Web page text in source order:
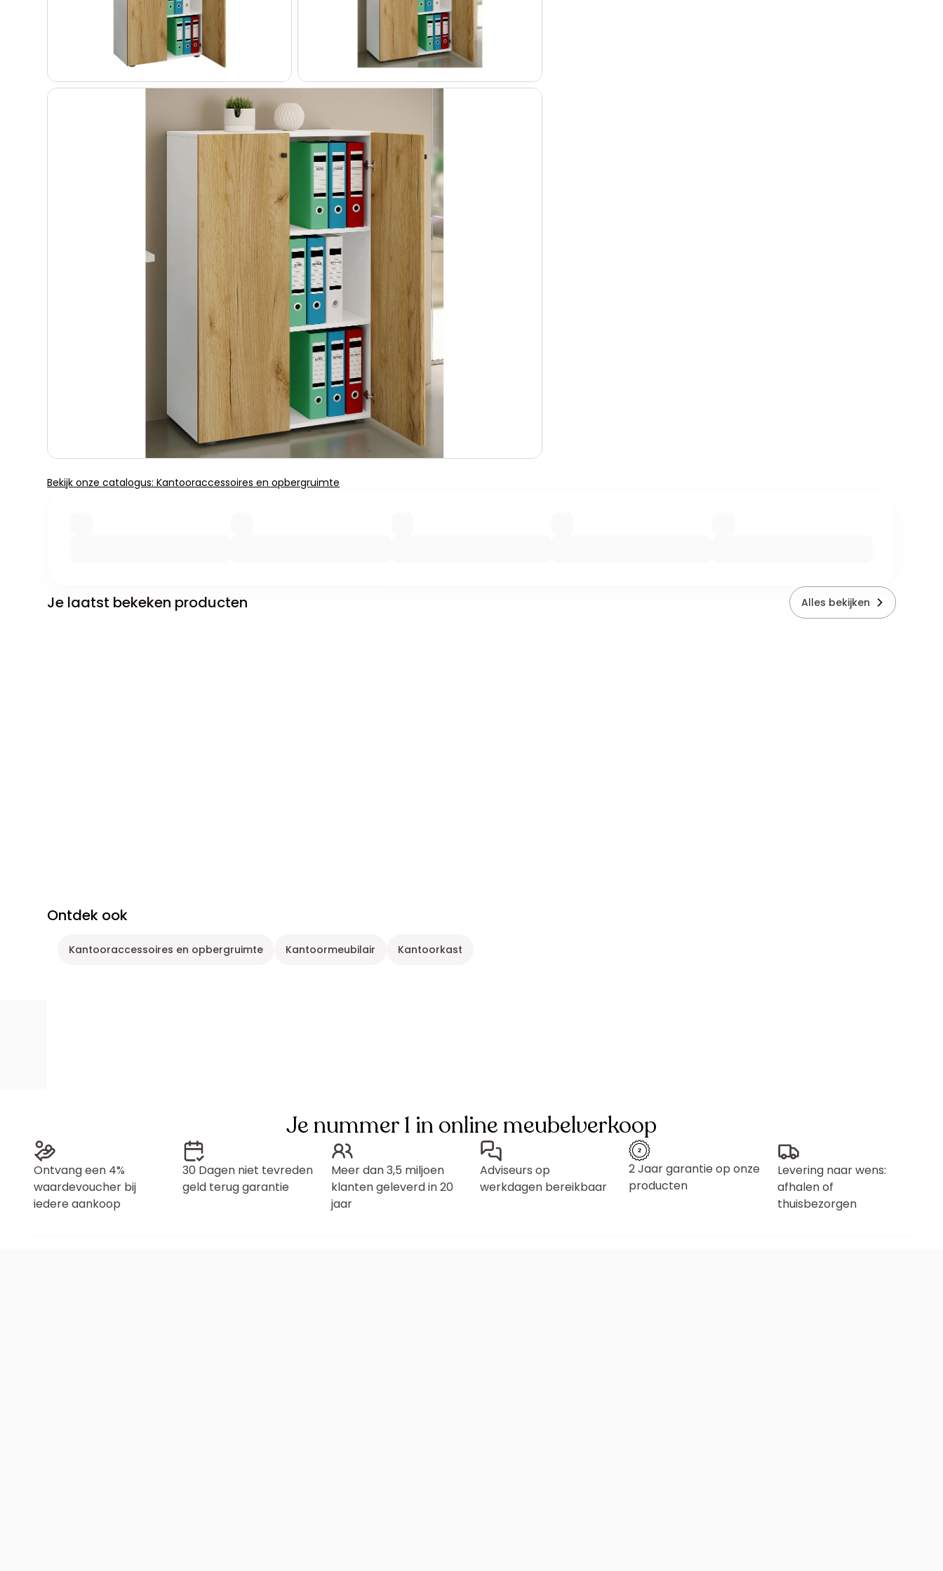
Bekijk onze catalogus: Kantooraccessoires en opbergruimte
Je laatst bekeken producten Alles bekijken
Ontdek ook
Kantooraccessoires en opbergruimte Kantoormeubilair Kantoorkast
Je nummer 1 in online meubelverkoop
Ontvang een 4%
waardevoucher bij
iedere aankoop
30 Dagen niet tevreden
geld terug garantie
Meer dan 3,5 miljoen
klanten geleverd in 20
jaar
Adviseurs op
werkdagen bereikbaar
2 Jaar garantie op onze
producten
Levering naar wens:
afhalen of
thuisbezorgen